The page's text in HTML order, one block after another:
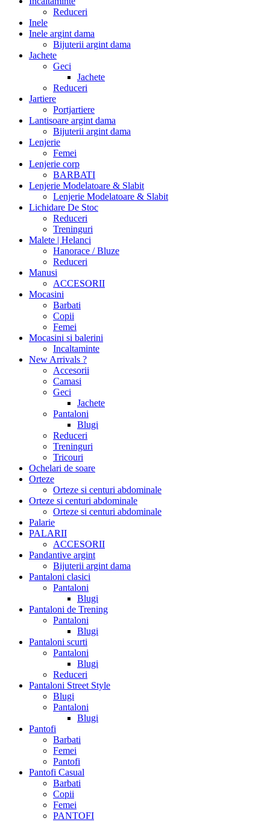
Reduceri
Inele
Inele argint dama
Bijuterii argint dama
Jachete
Geci
Jachete
Reduceri
Jartiere
Portjartiere
Lantisoare argint dama
Bijuterii argint dama
Lenjerie
Femei
Lenjerie corp
BARBATI
Lenjerie Modelatoare & Slabit
Lenjerie Modelatoare & Slabit
Lichidare De Stoc
Reduceri
Treninguri
Malete | Helanci
Hanorace / Bluze
Reduceri
Manusi
ACCESORII
Mocasini
Barbati
Copii
Femei
Mocasini si balerini
Incaltaminte
New Arrivals ?
Accesorii
Camasi
Geci
Jachete
Pantaloni
Blugi
Reduceri
Treninguri
Tricouri
Ochelari de soare
Orteze
Orteze si centuri abdominale
Orteze si centuri abdominale
Orteze si centuri abdominale
Palarie
PALARII
ACCESORII
Pandantive argint
Bijuterii argint dama
Pantaloni clasici
Pantaloni
Blugi
Pantaloni de Trening
Pantaloni
Blugi
Pantaloni scurti
Pantaloni
Blugi
Reduceri
Pantaloni Street Style
Blugi
Pantaloni
Blugi
Pantofi
Barbati
Femei
Pantofi
Pantofi Casual
Barbati
Copii
Femei
PANTOFI